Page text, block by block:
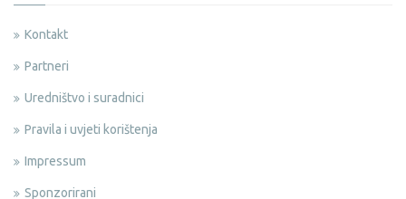
Kontakt
Partneri
Uredništvo i suradnici
Pravila i uvjeti korištenja
Impressum
Sponzorirani